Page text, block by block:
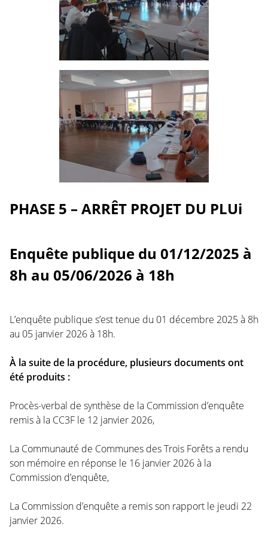
PHASE 5 – ARRÊT PROJET DU PLUi
Enquête publique du 01/12/2025 à
8h au 05/06/2026 à 18h
L’enquête publique s’est tenue du 01 décembre 2025 à 8h
au 05 janvier 2026 à 18h.
À la suite de la procédure, plusieurs documents ont
été produits :
Procès-verbal de synthèse de la Commission d’enquête
remis à la CC3F le 12 janvier 2026,
La Communauté de Communes des Trois Forêts a rendu
son mémoire en réponse le 16 janvier 2026 à la
Commission d’enquête,
La Commission d’enquête a remis son rapport le jeudi 22
janvier 2026.